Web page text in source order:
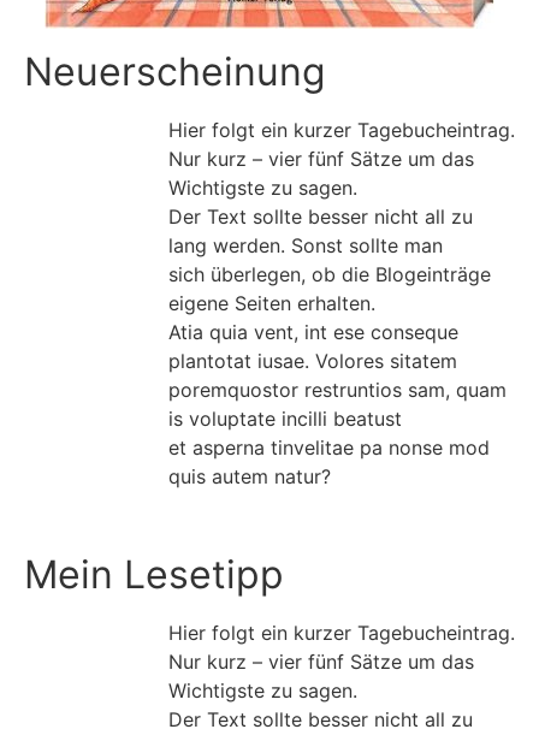
Neuerscheinung
Hier folgt ein kurzer Tagebucheintrag.
Nur kurz – vier fünf Sätze um das
Wichtigste zu sagen.
Der Text sollte besser nicht all zu
lang werden. Sonst sollte man
sich überlegen, ob die Blogeinträge
eigene Seiten erhalten.
Atia quia vent, int ese conseque
plantotat iusae. Volores sitatem
poremquostor restruntios sam, quam
is voluptate incilli beatust
et asperna tinvelitae pa nonse mod
quis autem natur?
Mein Lesetipp
Hier folgt ein kurzer Tagebucheintrag.
Nur kurz – vier fünf Sätze um das
Wichtigste zu sagen.
Der Text sollte besser nicht all zu